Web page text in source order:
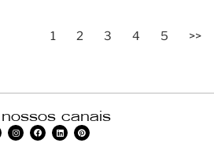
1 2 3 4 5 >>
canais